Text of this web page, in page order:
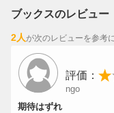
ブックスのレビュー
2人が次のレビューを参考
評価：
ngo
期待はずれ